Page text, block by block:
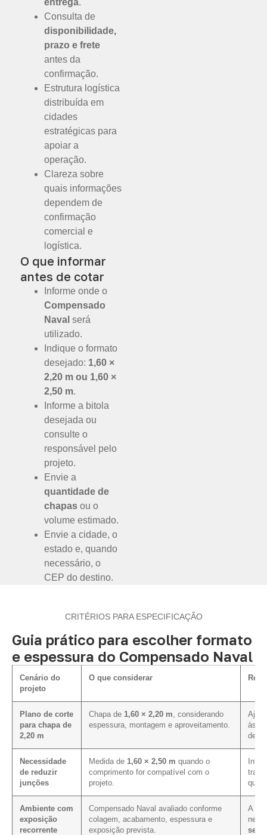
Consulta de
disponibilidade,
prazo e frete
antes da
confirmação.
Estrutura logística
distribuída em
cidades
estratégicas para
apoiar a
operação.
Clareza sobre
quais informações
dependem de
confirmação
comercial e
logística.
O que informar
antes de cotar
Informe onde o
Compensado
Naval será
utilizado.
Indique o formato
desejado: 1,60 ×
2,20 m ou 1,60 ×
2,50 m.
Informe a bitola
desejada ou
consulte o
responsável pelo
projeto.
Envie a
quantidade de
chapas ou o
volume estimado.
Envie a cidade, o
estado e, quando
necessário, o
CEP do destino.
CRITÉRIOS PARA ESPECIFICAÇÃO
Guia prático para escolher formato
e espessura do Compensado Naval
Cenário do
projeto
O que considerar
Plano de corte
para chapa de
2,20 m
Chapa de 1,60 × 2,20 m , considerando
espessura, montagem e aproveitamento.
às
Necessidade
de reduzir
junções
Medida de 1,60 × 2,50 m quando o
comprimento for compatível com o
projeto.
Ambiente com
exposição
recorrente
Compensado Naval avaliado conforme
colagem, acabamento, espessura e
exposição prevista.
A